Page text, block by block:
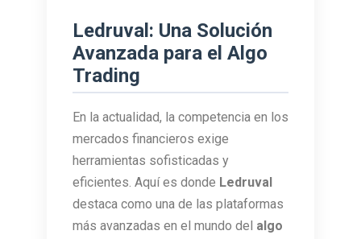
Ledruval: Una Solución
Avanzada para el Algo
Trading
En la actualidad, la competencia en los
mercados financieros exige
herramientas sofisticadas y
eficientes. Aquí es donde Ledruval
destaca como una de las plataformas
más avanzadas en el mundo del algo